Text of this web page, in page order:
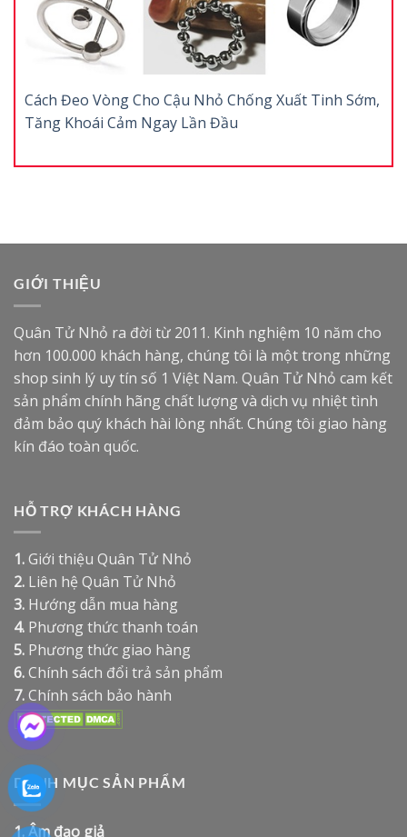
Cách Đeo Vòng Cho Cậu Nhỏ Chống Xuất Tinh Sớm,
Tăng Khoái Cảm Ngay Lần Đầu
GIỚI THIỆU
Quân Tử Nhỏ ra đời từ 2011. Kinh nghiệm 10 năm cho
hơn 100.000 khách hàng, chúng tôi là một trong những
shop sinh lý uy tín số 1 Việt Nam. Quân Tử Nhỏ cam kết
sản phẩm chính hãng chất lượng và dịch vụ nhiệt tình
đảm bảo quý khách hài lòng nhất. Chúng tôi giao hàng
kín đáo toàn quốc.
HỖ TRỢ KHÁCH HÀNG
1.Giới thiệu Quân Tử Nhỏ
2. Liên hệ Quân Tử Nhỏ
3. Hướng dẫn mua hàng
4. Phương thức thanh toán
5. Phương thức giao hàng
6.Chính sách đổi trả sản phẩm
7.Chính sách bảo hành
DANH MỤC SẢN PHẨM
1.Âm đạo giả